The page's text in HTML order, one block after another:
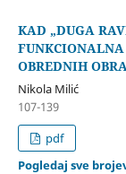
KAD „DUGA
OBREDNIH
Nikola Milić
107-139
pdf
Pogledaj sve